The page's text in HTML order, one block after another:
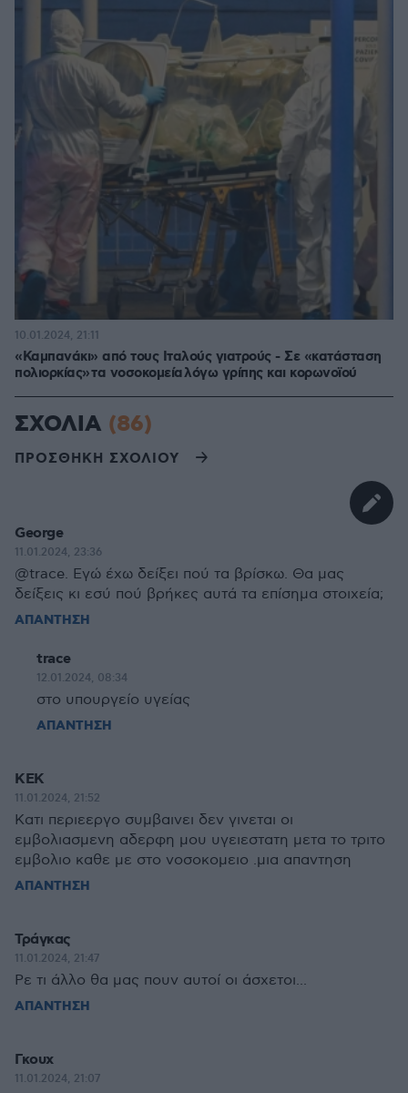
«Καμπανάκι» από τους Ιταλούς γιατρούς - Σε «κατάσταση
πολιορκίας» τα νοσοκομεία λόγω γρίπης και κορωνοϊού
10.01.2024, 21:11
ΣΧΟΛΙΑ (86)
ΠΡΟΣΘΗΚΗ ΣΧΟΛΙΟΥ
George
11.01.2024, 23:36
@trace. Εγώ έχω δείξει πού τα βρίσκω. Θα μας
δείξεις κι εσύ πού βρήκες αυτά τα επίσημα στοιχεία;
ΑΠΑΝΤΗΣΗ
trace
12.01.2024, 08:34
στο υπουργείο υγείας
ΑΠΑΝΤΗΣΗ
ΚΕΚ
11.01.2024, 21:52
Κατι περιεεργο συμβαινει δεν γινεται οι
εμβολιασμενη αδερφη μου υγειεστατη μετα το τριτο
εμβολιο καθε με στο νοσοκομειο .μια απαντηση
ΑΠΑΝΤΗΣΗ
Τράγκας
11.01.2024, 21:47
Ρε τι άλλο θα μας πουν αυτοί οι άσχετοι...
ΑΠΑΝΤΗΣΗ
Γκουχ
11.01.2024, 21:07